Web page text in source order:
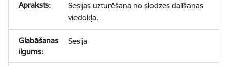
Sesijas uzturēšana no slodzes dalīšanas
viedokļa.
Sesija